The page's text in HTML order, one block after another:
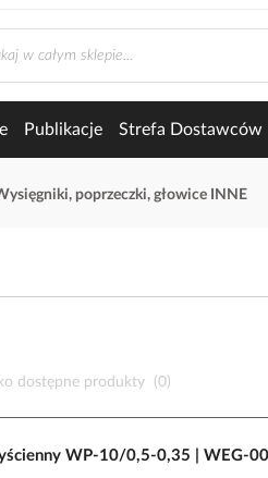
Publikacje Strefa Dostawców
poprzeczki, głowice INNE
dostępne produkty (0)
WP-10/0,5-0,35 | WEG-